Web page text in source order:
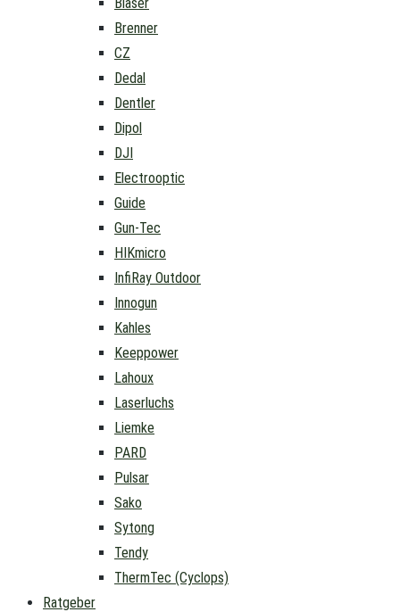
Brenner
CZ
Dedal
Dentler
Dipol
DJI
Electrooptic
Guide
Gun-Tec
HIKmicro
InfiRay Outdoor
Innogun
Kahles
Keeppower
Lahoux
Laserluchs
Liemke
PARD
Pulsar
Sako
Sytong
Tendy
ThermTec (Cyclops)
Ratgeber